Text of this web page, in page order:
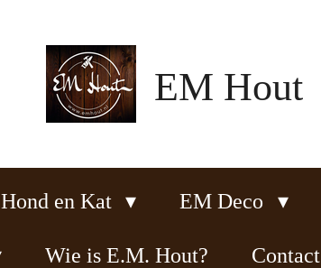
EM Hout
Hond en Kat EM Deco
Wie is E.M. Hout? Contact